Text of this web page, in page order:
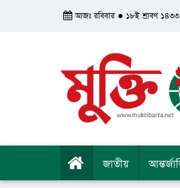
আজঃ রবিবার ● ১৮ই শ্রাবণ
জাতীয়